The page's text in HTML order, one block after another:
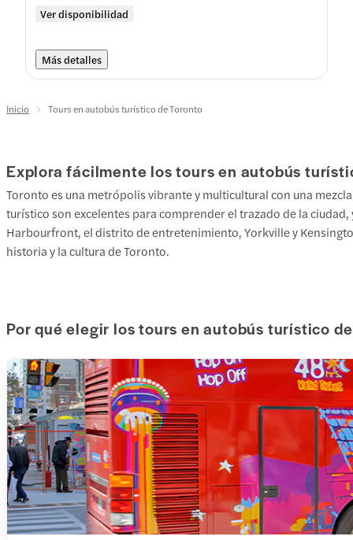
Ver disponibilidad
Más detalles
Inicio Tours en autobús turístico de Toronto
Explora fácilmente los tours en autobús
Toronto es una metrópolis vibrante y multicultural con una
turístico son excelentes para comprender el trazado de la
Harbourfront, el distrito de entretenimiento, Yorkville y
historia y la cultura de Toronto.
Por qué elegir los tours en autobús turístico